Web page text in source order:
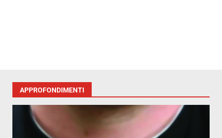
APPROFONDIMENTI